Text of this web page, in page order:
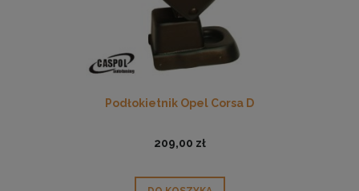
Podłokietnik Opel Corsa D
209,00 zł